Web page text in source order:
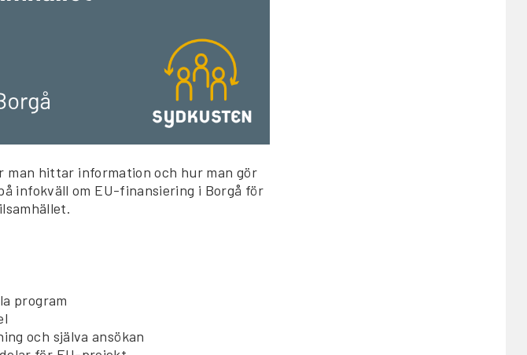
man hittar information och hur man gör
infokväll om EU-finansiering i Borgå för
program
och själva ansökan